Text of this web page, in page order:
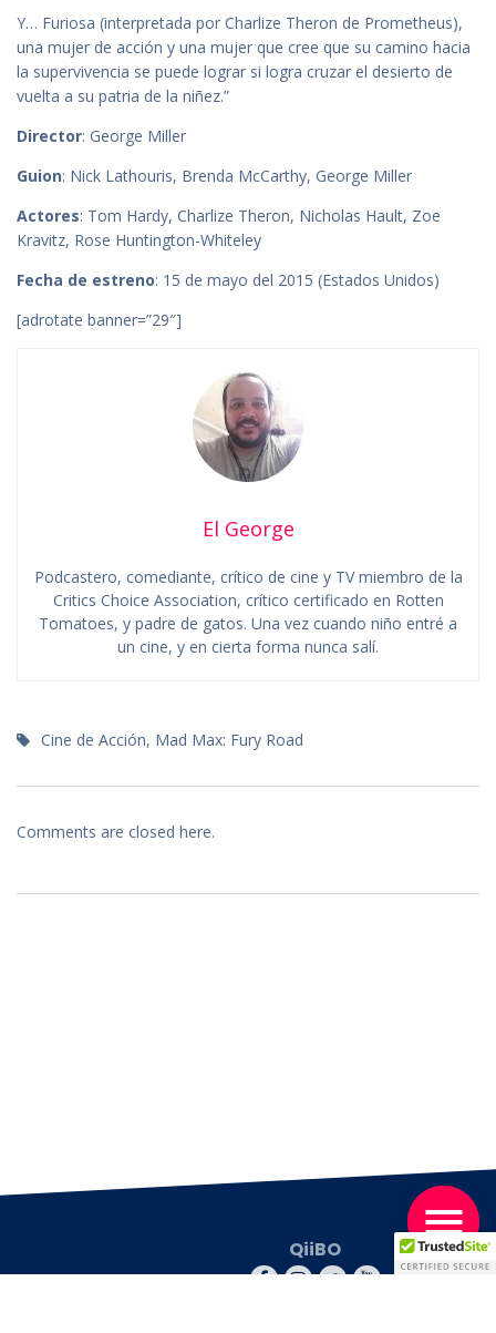
Y… Furiosa (interpretada por Charlize Theron de Prometheus),
una mujer de acción y una mujer que cree que su camino hacia
la supervivencia se puede lograr si logra cruzar el desierto de
vuelta a su patria de la niñez.”
Director: George Miller
Guion: Nick Lathouris, Brenda McCarthy, George Miller
Actores: Tom Hardy, Charlize Theron, Nicholas Hault, Zoe
Kravitz, Rose Huntington-Whiteley
Fecha de estreno: 15 de mayo del 2015 (Estados Unidos)
[adrotate banner=”29″]
El George
Podcastero, comediante, crítico de cine y TV miembro de la
Critics Choice Association, crítico certificado en Rotten
Tomatoes, y padre de gatos. Una vez cuando niño entré a
un cine, y en cierta forma nunca salí.
Cine de Acción, Mad Max: Fury Road
Comments are closed here.
QiiBO